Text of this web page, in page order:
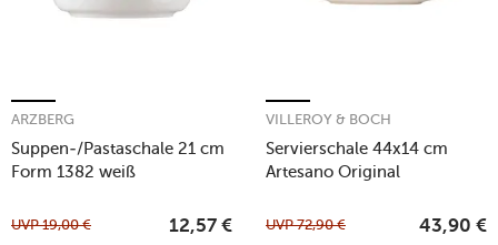
Suppen-/Pastaschale 21 cm
Form 1382 weiß
ARZBERG
UVP19,00 € 12,57 €
Servierschale 44x14 cm
Artesano Original
VILLEROY & BOCH
UVP72,90 € 43,90 €